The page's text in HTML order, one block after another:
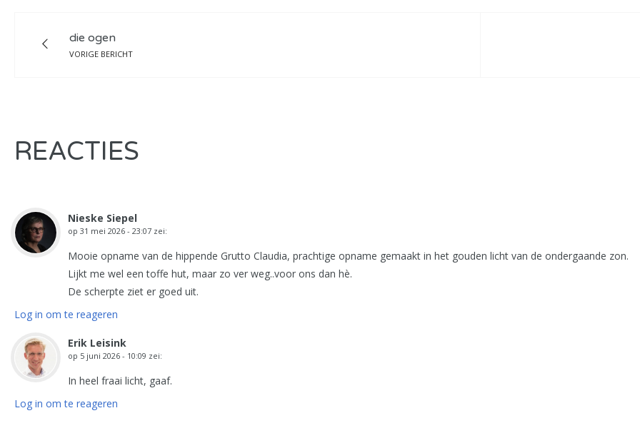
die ogen
VORIGE BERICHT
REACTIES
Nieske Siepel
op 31 mei 2026 - 23:07 zei:
Mooie opname van de hippende Grutto Claudia, prachtige opname gemaakt in het gouden licht van de ondergaande zon.
Lijkt me wel een toffe hut, maar zo ver weg..voor ons dan hè.
De scherpte ziet er goed uit.
Log in om te reageren
Erik Leisink
op 5 juni 2026 - 10:09 zei:
In heel fraai licht, gaaf.
Log in om te reageren